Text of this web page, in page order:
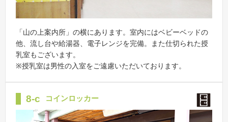
「山の上案内所」の横にあります。室内にはベビーベッドの
他、流し台や給湯器、電子レンジを完備。また仕切られた授
乳室もございます。
※授乳室は男性の入室をご遠慮いただいております。
8-c コインロッカー